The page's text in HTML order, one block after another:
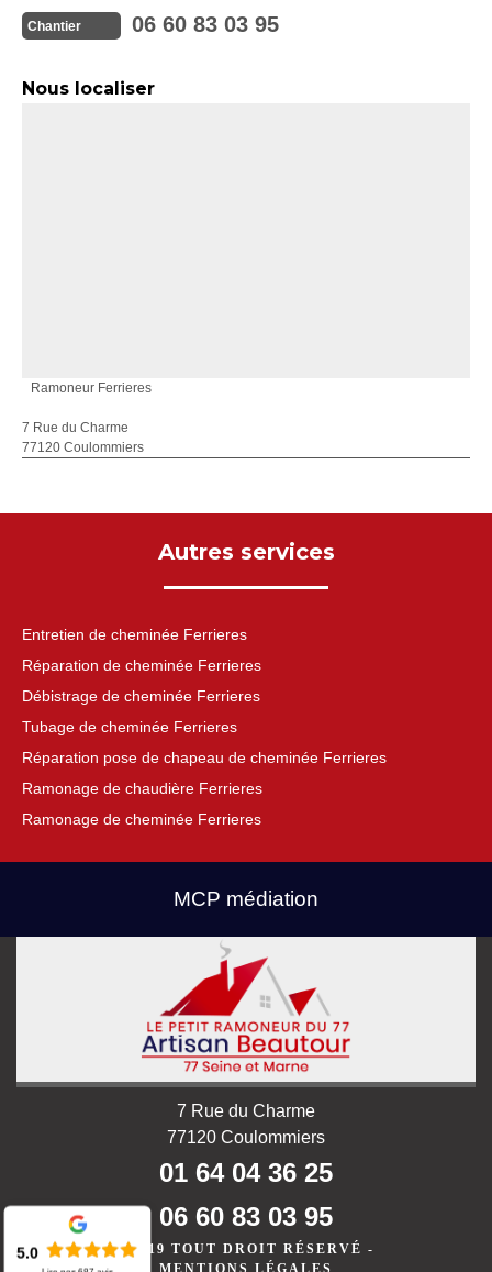
Chantier 06 60 83 03 95
Nous localiser
Ramoneur Ferrieres
7 Rue du Charme
77120 Coulommiers
Autres services
Entretien de cheminée Ferrieres
Réparation de cheminée Ferrieres
Débistrage de cheminée Ferrieres
Tubage de cheminée Ferrieres
Réparation pose de chapeau de cheminée Ferrieres
Ramonage de chaudière Ferrieres
Ramonage de cheminée Ferrieres
MCP médiation
7 Rue du Charme
77120 Coulommiers
01 64 04 36 25
06 60 83 03 95
©2019 TOUT DROIT RÉSERVÉ -
MENTIONS LÉGALES
5.0